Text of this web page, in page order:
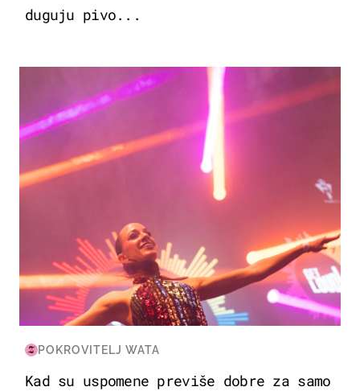
duguju pivo...
KULTURA & ZABAVA
POKROVITELJ WATA
Kad su uspomene previše dobre za samo